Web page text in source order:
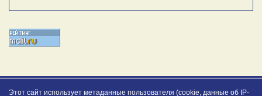
Этот сайт использует метаданные пользователя (cookie, данные об IP-